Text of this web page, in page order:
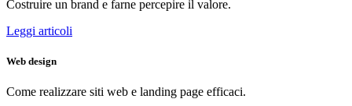
Costruire un brand e farne percepire il valore.
Leggi articoli
Web design
Come realizzare siti web e landing page efficaci.